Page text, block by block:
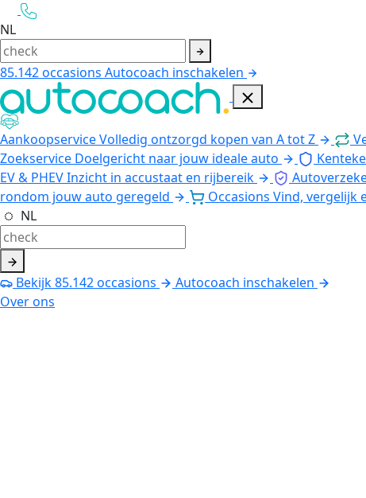
NL
85.142occasions Autocoach inschakelen
AankoopserviceVolledig ontzorgd kopen van A tot Z
Zoekservice Doelgericht naar jouw ideale auto
EV & PHEVInzicht in accustaat en rijbereik
rondom jouw auto geregeld
Occasions Vind, vergelijk
NL
Bekijk85.142occasions
Autocoach inschakelen
Over ons